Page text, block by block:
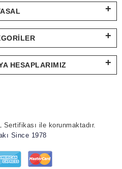
HESAPLARIMIZ
ile korunmaktadır.
Since 1978